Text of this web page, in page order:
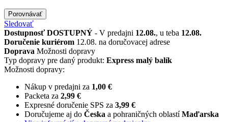
Porovnávať
Sledovať
DostupnosťDOSTUPNÝ - V predajni 12.08., u teba 12.08.
Doručenie kuriérom 12.08. na doručovacej adrese
Doprava Možnosti dopravy
Typ dopravy pre daný produkt: Express malý balík
Možnosti dopravy:
Nákup v predajni za 1,00 €
Packeta za 2,99 €
Expresné doručenie SPS za 3,99 €
Doručujeme aj do Česka a pohraničných oblastíMaďarska